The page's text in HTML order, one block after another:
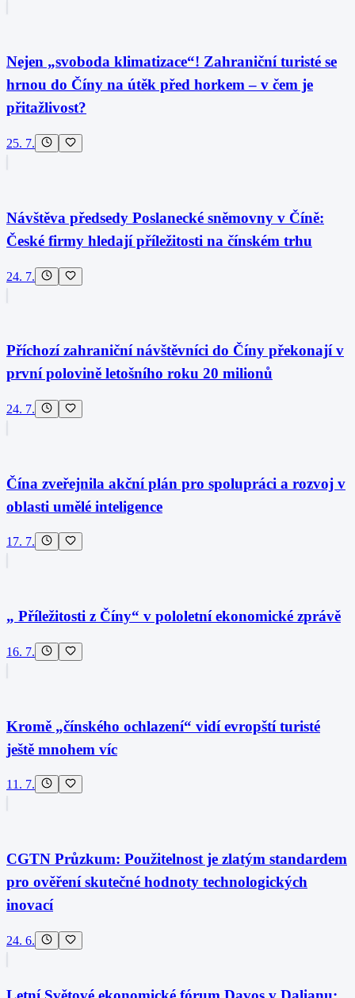
Nejen „svoboda klimatizace“! Zahraniční turisté se
hrnou do Číny na útěk před horkem – v čem je
přitažlivost?
25. 7.
Návštěva předsedy Poslanecké sněmovny v Číně:
České firmy hledají příležitosti na čínském trhu
24. 7.
Příchozí zahraniční návštěvníci do Číny překonají v
první polovině letošního roku 20 milionů
24. 7.
Čína zveřejnila akční plán pro spolupráci a rozvoj v
oblasti umělé inteligence
17. 7.
„ Příležitosti z Číny“ v pololetní ekonomické zprávě
16. 7.
Kromě „čínského ochlazení“ vidí evropští turisté
ještě mnohem víc
11. 7.
CGTN Průzkum: Použitelnost je zlatým standardem
pro ověření skutečné hodnoty technologických
inovací
24. 6.